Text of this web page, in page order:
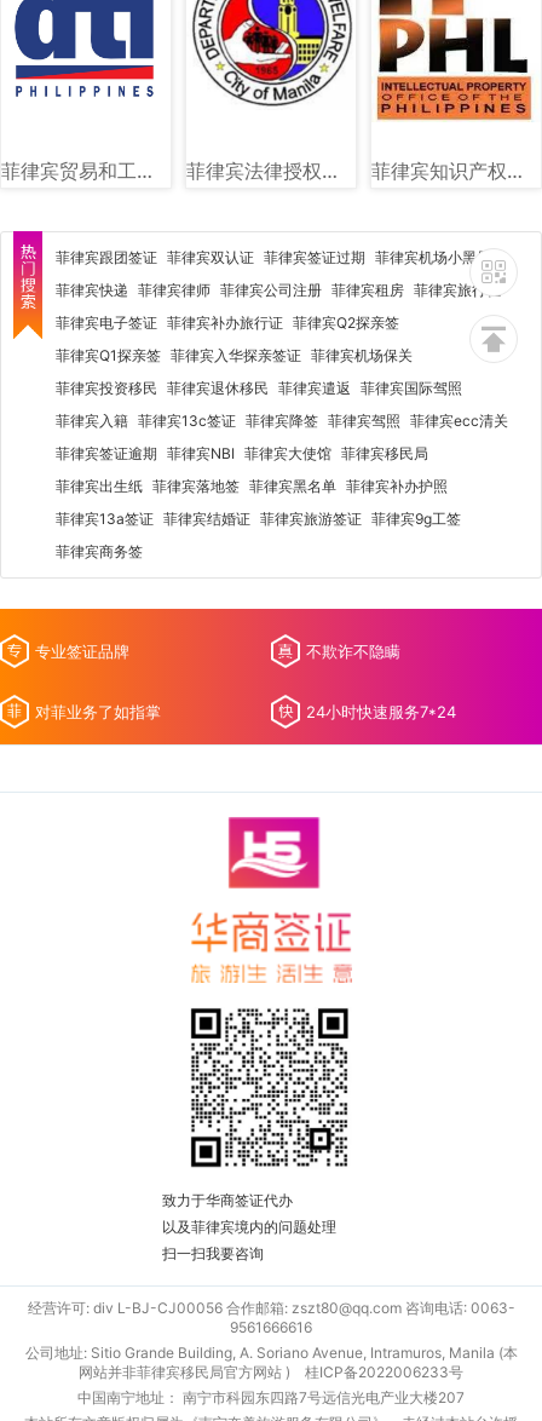
菲律宾贸易和工业部（DTI）图文讲解 菲律宾法律授权社会福利和发展部（DSWD）图文讲解 菲律宾知识产权局（IPOPHL）图文讲解
菲律宾跟团签证 菲律宾双认证 菲律宾签证过期 菲律宾机场小黑屋
菲律宾快递 菲律宾律师 菲律宾公司注册 菲律宾租房 菲律宾旅行社
菲律宾电子签证 菲律宾补办旅行证 菲律宾Q2探亲签
菲律宾Q1探亲签 菲律宾入华探亲签证 菲律宾机场保关
菲律宾投资移民 菲律宾退休移民 菲律宾遣返 菲律宾国际驾照
菲律宾入籍 菲律宾13c签证 菲律宾降签 菲律宾驾照 菲律宾ecc清关
菲律宾签证逾期 菲律宾NBI 菲律宾大使馆 菲律宾移民局
菲律宾出生纸 菲律宾落地签 菲律宾黑名单 菲律宾补办护照
菲律宾13a签证 菲律宾结婚证 菲律宾旅游签证 菲律宾9g工签
菲律宾商务签
专业签证品牌 不欺诈不隐瞒
对菲业务了如指掌 24小时快速服务7*24
致力于华商签证代办
以及菲律宾境内的问题处理
扫一扫我要咨询
经营许可: div L-BJ-CJ00056 合作邮箱: zszt80@qq.com 咨询电话: 0063-
9561666616
公司地址: Sitio Grande Building, A. Soriano Avenue, Intramuros, Manila (本
网站并非菲律宾移民局官方网站 ) 桂ICP备2022006233号
中国南宁地址： 南宁市科园东四路7号远信光电产业大楼207